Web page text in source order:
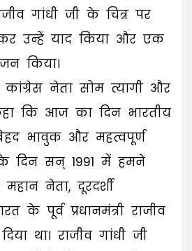
गांधी जी के चित्र पर
कर उन्हें याद किया और एक
किया।
कांग्रेस नेता सोम त्यागी और
कि आज का दिन भारतीय
भावुक और महत्वपूर्ण
दिन सन् 1991 में हमने
नेता, दूरदर्शी
के पूर्व प्रधानमंत्री राजीव
था। राजीव गांधी जी